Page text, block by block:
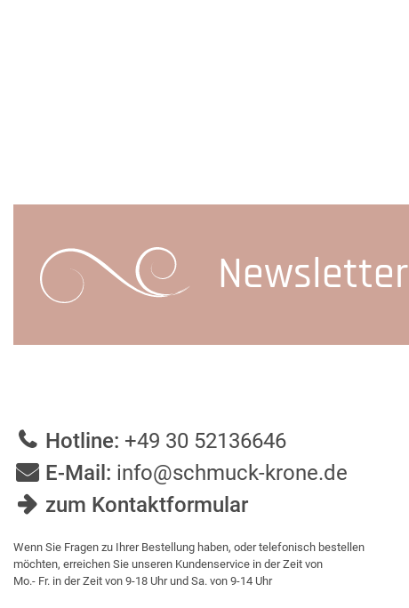
Newsletter
Hotline: +49 30 52136646
E-Mail: info@schmuck-krone.de
zum Kontaktformular
Wenn Sie Fragen zu Ihrer Bestellung haben, oder telefonisch bestellen
möchten, erreichen Sie unseren Kundenservice in der Zeit von
Mo.- Fr. in der Zeit von 9-18 Uhr und Sa. von 9-14 Uhr